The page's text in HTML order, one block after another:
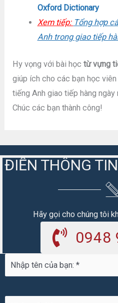
Oxford Dictionary
Xem tiếp: Tổng hợp
Anh trong giao tiếp
Hy vọng với bài họctừ vựng
giúp ích cho các bạn học
tiếng Anh giao tiếp hàng ngày
Chúc các bạn thành công!
ĐIỀN THÔNG
Hãy gọi cho chúng tôi
0948